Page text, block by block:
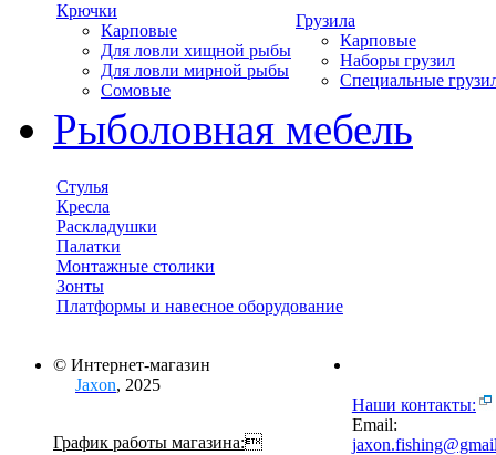
Крючки
Карповые
Для ловли хищной рыбы
Для ловли мирной рыбы
Сомовые
Грузила
Карповые
Наборы грузил
Специальные
Рыболовная мебель
Стулья
Кресла
Раскладушки
Палатки
Монтажные столики
Зонты
Платформы и навесное оборудование
© Интернет-магазин
Jaxon, 2025
График работы магазина:
Наши контакты:
Email: